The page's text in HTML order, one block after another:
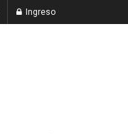
Ingreso